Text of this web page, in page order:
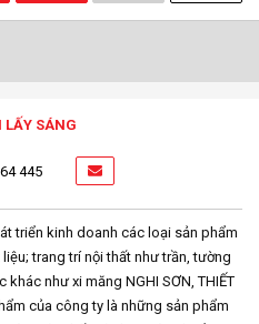
LẤY SÁNG
445
triển kinh doanh các loại sản phẩm
trang trí nội thất như trần, tường
như xi măng NGHI SƠN, THIẾT
của công ty là những sản phẩm